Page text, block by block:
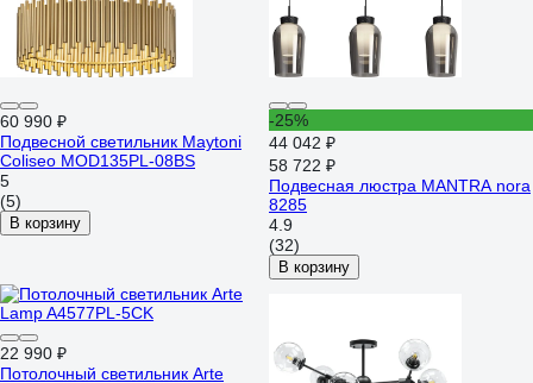
60 990 ₽
Подвесной светильник Maytoni
Coliseo MOD135PL-08BS
5
(5)
В корзину
-25%
44 042 ₽
58 722 ₽
Подвесная люстра MANTRA nora
8285
4.9
(32)
В корзину
22 990 ₽
Потолочный светильник Arte